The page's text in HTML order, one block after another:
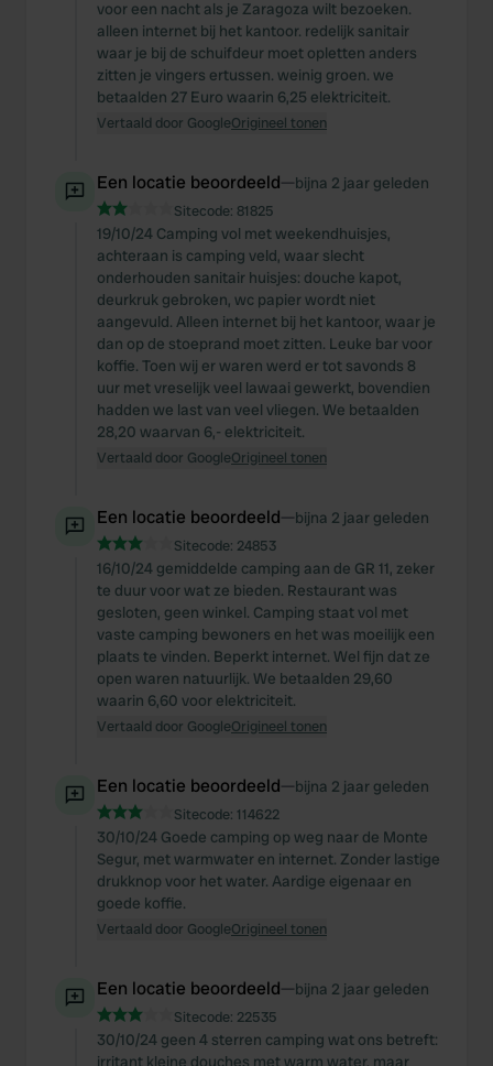
voor een nacht als je Zaragoza wilt bezoeken.
alleen internet bij het kantoor. redelijk sanitair
waar je bij de schuifdeur moet opletten anders
zitten je vingers ertussen. weinig groen. we
betaalden 27 Euro waarin 6,25 elektriciteit.
Vertaald door GoogleOrigineel tonen
Een locatie beoordeeld—bijna 2 jaar geleden
Sitecode: 81825
19/10/24 Camping vol met weekendhuisjes,
achteraan is camping veld, waar slecht
onderhouden sanitair huisjes: douche kapot,
deurkruk gebroken, wc papier wordt niet
aangevuld. Alleen internet bij het kantoor, waar je
dan op de stoeprand moet zitten. Leuke bar voor
koffie. Toen wij er waren werd er tot savonds 8
uur met vreselijk veel lawaai gewerkt, bovendien
hadden we last van veel vliegen. We betaalden
28,20 waarvan 6,- elektriciteit.
Vertaald door GoogleOrigineel tonen
Een locatie beoordeeld—bijna 2 jaar geleden
Sitecode: 24853
16/10/24 gemiddelde camping aan de GR 11, zeker
te duur voor wat ze bieden. Restaurant was
gesloten, geen winkel. Camping staat vol met
vaste camping bewoners en het was moeilijk een
plaats te vinden. Beperkt internet. Wel fijn dat ze
open waren natuurlijk. We betaalden 29,60
waarin 6,60 voor elektriciteit.
Vertaald door GoogleOrigineel tonen
Een locatie beoordeeld—bijna 2 jaar geleden
Sitecode: 114622
30/10/24 Goede camping op weg naar de Monte
Segur, met warmwater en internet. Zonder lastige
drukknop voor het water. Aardige eigenaar en
goede koffie.
Vertaald door GoogleOrigineel tonen
Een locatie beoordeeld—bijna 2 jaar geleden
Sitecode: 22535
30/10/24 geen 4 sterren camping wat ons betreft:
irritant kleine douches met warm water, maar